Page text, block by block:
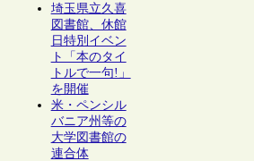
埼玉県立久喜
図書館、休館
日特別イベン
ト「本のタイ
トルで一句!」
を開催
米・ペンシル
バニア州等の
大学図書館の
連合体